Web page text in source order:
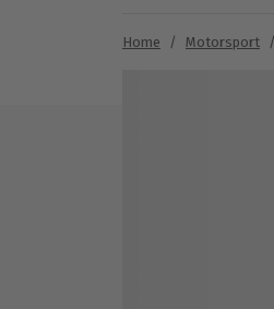
Home / Motorsport /